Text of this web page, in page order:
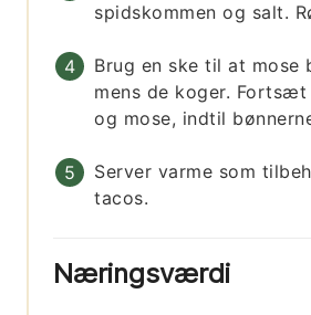
spidskommen og salt.
Brug en ske til at mose
mens de koger.
og mose, indtil
Server varme som
tacos.
Næringsværdi